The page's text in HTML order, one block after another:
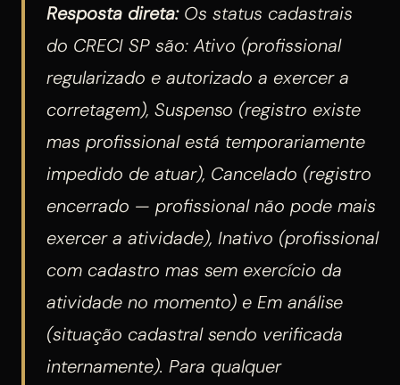
Resposta direta:Os status cadastrais
do CRECI SP são: Ativo (profissional
regularizado e autorizado a exercer a
corretagem), Suspenso (registro existe
mas profissional está temporariamente
impedido de atuar), Cancelado (registro
encerrado — profissional não pode mais
exercer a atividade), Inativo (profissional
com cadastro mas sem exercício da
atividade no momento) e Em análise
(situação cadastral sendo verificada
internamente). Para qualquer